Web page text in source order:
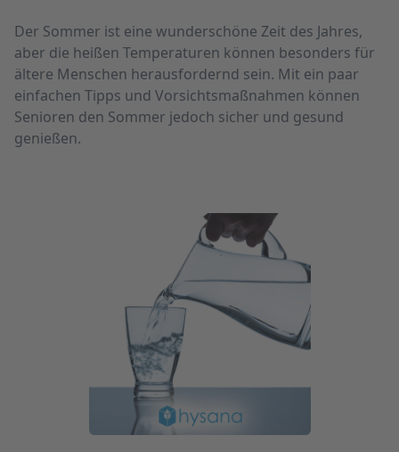
Der Sommer ist eine wunderschöne Zeit des Jahres,
aber die heißen Temperaturen können besonders für
ältere Menschen herausfordernd sein. Mit ein paar
einfachen Tipps und Vorsichtsmaßnahmen können
Senioren den Sommer jedoch sicher und gesund
genießen.